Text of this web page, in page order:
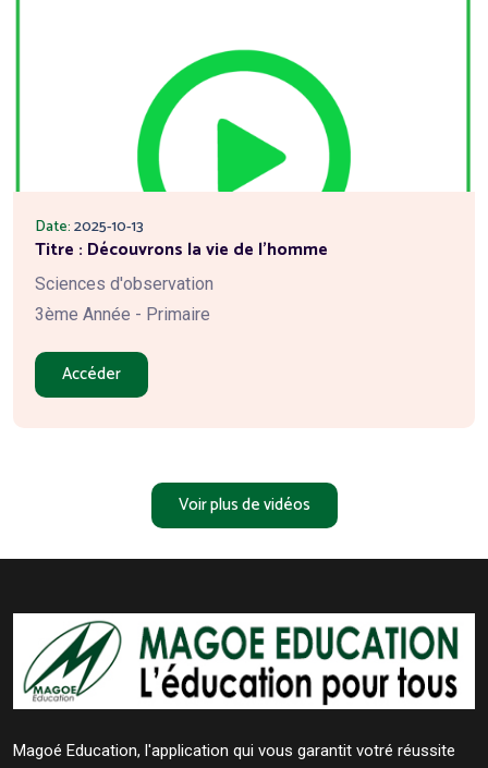
Date:2025-10-13
Titre : Découvrons la vie de l'homme
Sciences d'observation
3ème Année - Primaire
Accéder
Voir plus de vidéos
Magoé Education, l'application qui vous garantit votré réussite